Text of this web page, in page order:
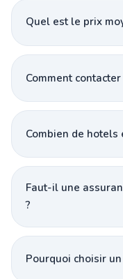
Quel est le prix
Comment
Combien de hotels
Faut-il une
?
Pourquoi choisir